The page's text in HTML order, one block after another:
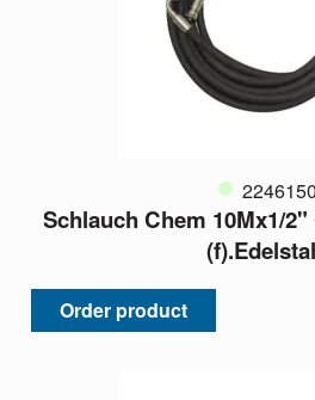
2246150
Schlauch Chem 10Mx1/2"
Order product